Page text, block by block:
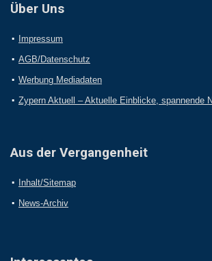
Über Uns
Impressum
AGB/Datenschutz
Werbung Mediadaten
Zypern Aktuell – Aktuelle Einblicke, spannende
Aus der Vergangenheit
Inhalt/Sitemap
News-Archiv